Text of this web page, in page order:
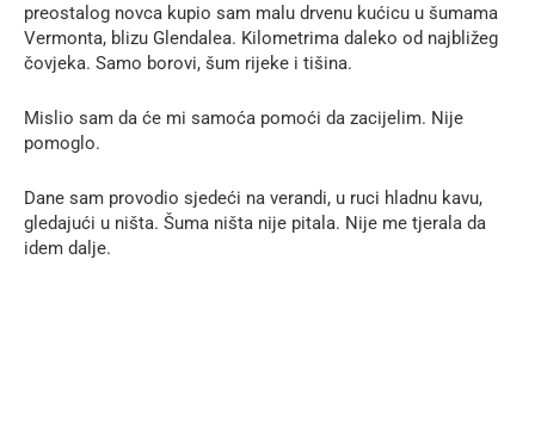
preostalog novca kupio sam malu drvenu kućicu u šumama
Vermonta, blizu Glendalea. Kilometrima daleko od najbližeg
čovjeka. Samo borovi, šum rijeke i tišina.
Mislio sam da će mi samoća pomoći da zacijelim. Nije
pomoglo.
Dane sam provodio sjedeći na verandi, u ruci hladnu kavu,
gledajući u ništa. Šuma ništa nije pitala. Nije me tjerala da
idem dalje.